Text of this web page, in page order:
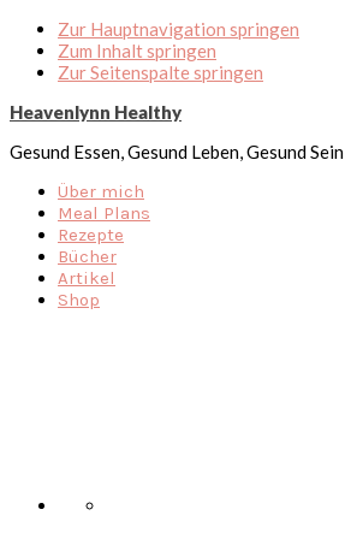
Zur Hauptnavigation springen
Zum Inhalt springen
Zur Seitenspalte springen
Heavenlynn Healthy
Gesund Essen, Gesund Leben, Gesund Sein
Über mich
Meal Plans
Rezepte
Bücher
Artikel
Shop